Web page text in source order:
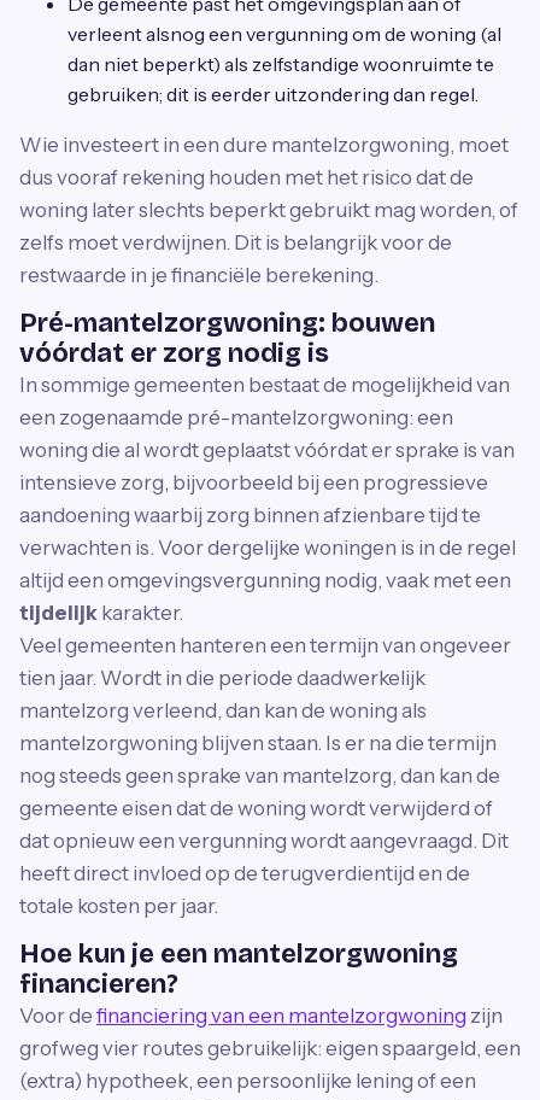
verleent alsnog een vergunning om de woning (al
dan niet beperkt) als zelfstandige woonruimte te
gebruiken; dit is eerder uitzondering dan regel.
Wie investeert in een dure mantelzorgwoning, moet
dus vooraf rekening houden met het risico dat de
woning later slechts beperkt gebruikt mag worden, of
zelfs moet verdwijnen. Dit is belangrijk voor de
restwaarde in je financiële berekening.
Pré-mantelzorgwoning: bouwen
vóórdat er zorg nodig is
In sommige gemeenten bestaat de mogelijkheid van
een zogenaamde pré-mantelzorgwoning: een
woning die al wordt geplaatst vóórdat er sprake is van
intensieve zorg, bijvoorbeeld bij een progressieve
aandoening waarbij zorg binnen afzienbare tijd te
verwachten is. Voor dergelijke woningen is in de regel
altijd een omgevingsvergunning nodig, vaak met een
tijdelijk karakter.
Veel gemeenten hanteren een termijn van ongeveer
tien jaar. Wordt in die periode daadwerkelijk
mantelzorg verleend, dan kan de woning als
mantelzorgwoning blijven staan. Is er na die termijn
nog steeds geen sprake van mantelzorg, dan kan de
gemeente eisen dat de woning wordt verwijderd of
dat opnieuw een vergunning wordt aangevraagd. Dit
heeft direct invloed op de terugverdientijd en de
totale kosten per jaar.
Hoe kun je een mantelzorgwoning
financieren?
Voor de financiering van een mantelzorgwoning zijn
grofweg vier routes gebruikelijk: eigen spaargeld, een
(extra) hypotheek, een persoonlijke lening of een